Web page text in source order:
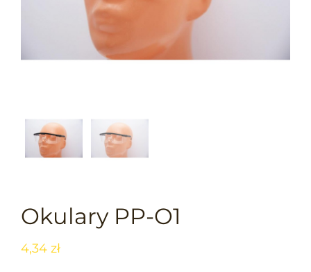
Okulary PP-O1
4,34 zł